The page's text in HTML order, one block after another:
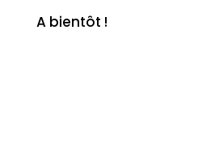
A bientôt !